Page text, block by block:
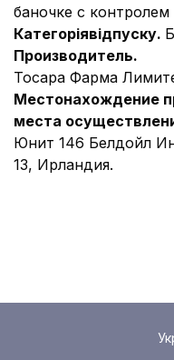
баночке с
Категоріявідпуску.
Производитель.
Тосара Фарма
Местонахождение
места
Юнит 146 Белдойл
13, Ирландия.